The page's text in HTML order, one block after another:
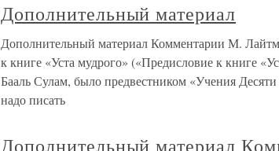
Дополнительный материал
Дополнительный материал Комментарии М.
к книге «Уста мудрого» («Предисловие к книге
Бааль Сулам, было предвестником «Учения
надо писать
Дополнительный материал